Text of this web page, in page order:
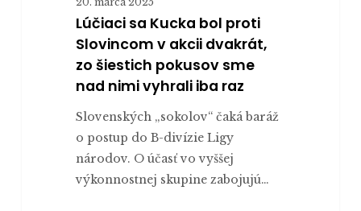
Lúčiaci sa Kucka bol proti
Slovincom v akcii dvakrát,
zo šiestich pokusov sme
nad nimi vyhrali iba raz
Slovenských „sokolov“ čaká baráž
o postup do B-divízie Ligy
národov. O účasť vo vyššej
výkonnostnej skupine zabojujú…